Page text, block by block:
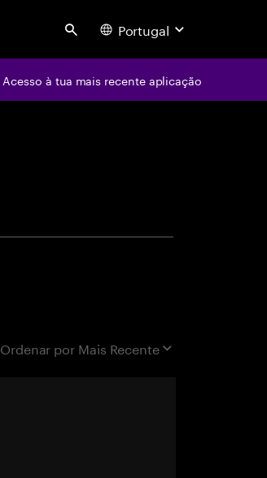
Search Portugal
Acesso à tua mais recente aplicação
Ordenar por Mais Recente